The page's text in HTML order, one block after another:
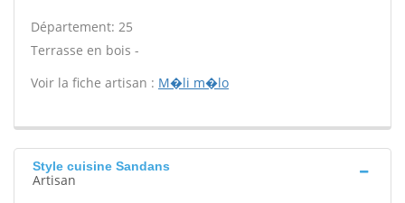
Département: 25
Terrasse en bois -
Voir la fiche artisan : M�li m�lo
Style cuisine Sandans
Artisan